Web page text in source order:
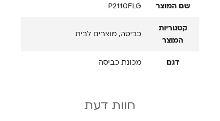
שם המוצר P2110FLG
קטגוריות
המוצר
כביסה, מוצרים לבית
דגם מכונת כביסה
חוות דעת